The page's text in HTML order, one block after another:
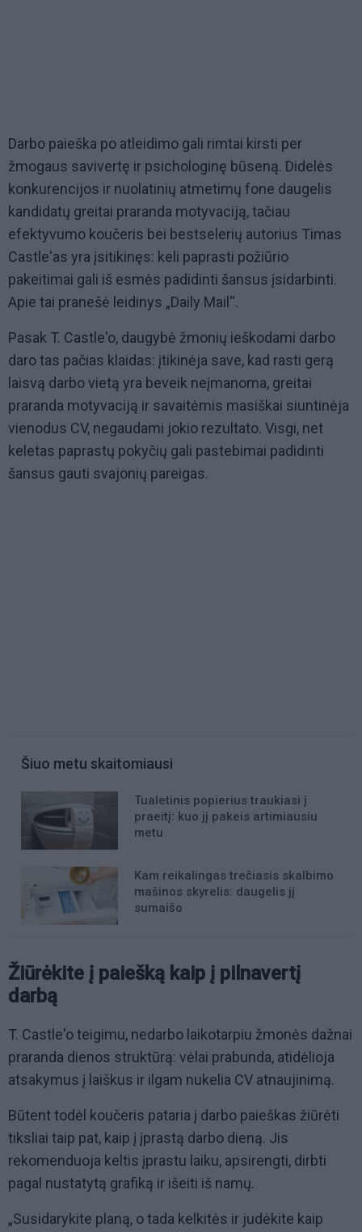
Darbo paieška po atleidimo gali rimtai kirsti per
žmogaus savivertę ir psichologinę būseną. Didelės
konkurencijos ir nuolatinių atmetimų fone daugelis
kandidatų greitai praranda motyvaciją, tačiau
efektyvumo koučeris bei bestselerių autorius Timas
Castle'as yra įsitikinęs: keli paprasti požiūrio
pakeitimai gali iš esmės padidinti šansus įsidarbinti.
Apie tai pranešė leidinys „Daily Mail“.
Pasak T. Castle'o, daugybė žmonių ieškodami darbo
daro tas pačias klaidas: įtikinėja save, kad rasti gerą
laisvą darbo vietą yra beveik neįmanoma, greitai
praranda motyvaciją ir savaitėmis masiškai siuntinėja
vienodus CV, negaudami jokio rezultato. Visgi, net
keletas paprastų pokyčių gali pastebimai padidinti
šansus gauti svajonių pareigas.
Šiuo metu skaitomiausi
Tualetinis popierius traukiasi į
praeitį: kuo jį pakeis artimiausiu
metu
Kam reikalingas trečiasis skalbimo
mašinos skyrelis: daugelis jį
sumaišo
Žiūrėkite į paiešką kaip į pilnavertį
darbą
T. Castle'o teigimu, nedarbo laikotarpiu žmonės dažnai
praranda dienos struktūrą: vėlai prabunda, atidėlioja
atsakymus į laiškus ir ilgam nukelia CV atnaujinimą.
Būtent todėl koučeris pataria į darbo paieškas žiūrėti
tiksliai taip pat, kaip į įprastą darbo dieną. Jis
rekomenduoja keltis įprastu laiku, apsirengti, dirbti
pagal nustatytą grafiką ir išeiti iš namų.
„Susidarykite planą, o tada kelkitės ir judėkite kaip